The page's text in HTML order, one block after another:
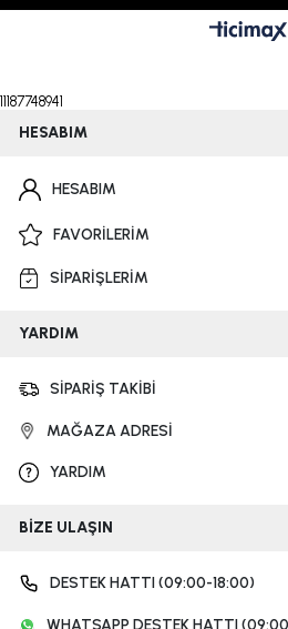
11187748941
HESABIM
HESABIM
FAVORİLERİM
SİPARİŞLERİM
YARDIM
SİPARİŞ TAKİBİ
MAĞAZA ADRESİ
YARDIM
BİZE ULAŞIN
DESTEK HATTI (09:00-18:00)
WHATSAPP DESTEK HATTI